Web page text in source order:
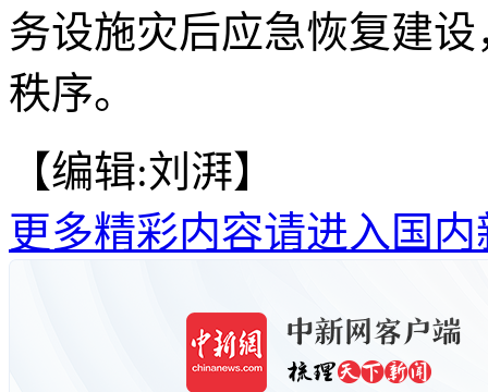
务设施灾后应急恢复建
秩序。
【编辑:刘湃】
更多精彩内容请进入国内